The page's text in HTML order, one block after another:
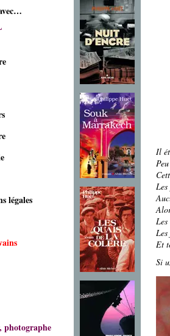
légales
photographe
Il
Et
Si